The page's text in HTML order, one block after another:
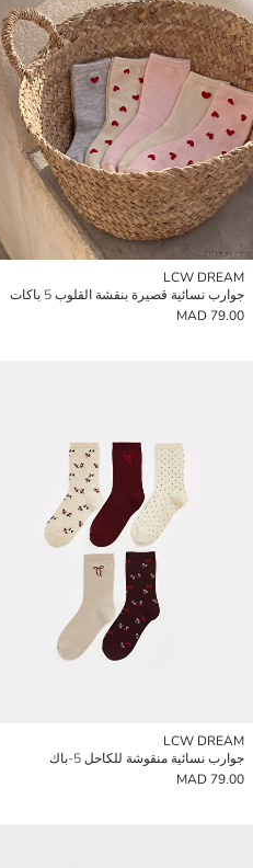
LCW DREAM
جوارب نسائية قصيرة بنقشة القلوب 5 باكات
79.00 MAD
LCW DREAM
جوارب نسائية منقوشة للكاحل 5-باك
79.00 MAD